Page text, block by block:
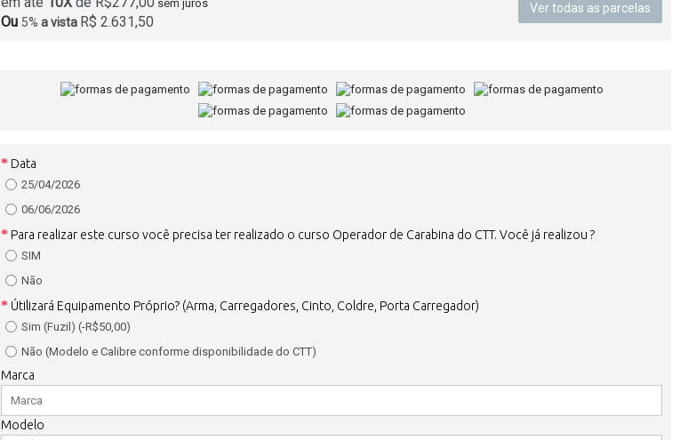
sem juros Ver todas as parcelas
Ou 5% a vista R$ 2.631,50
Data
25/04/2026
06/06/2026
Para realizar este curso você precisa ter realizado o curso Operador de Carabina do CTT. Você já realizou ?
SIM
Não
Útilizará Equipamento Próprio? (Arma, Carregadores, Cinto, Coldre, Porta Carregador)
Sim (Fuzil) (-R$50,00)
Não (Modelo e Calibre conforme disponibilidade do CTT)
Marca
Modelo